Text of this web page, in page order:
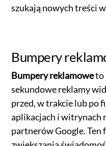
szukają nowych treści
Bumpery
Bumpery reklamoweto
sekundowe reklamy
przed, w trakcie lub po
aplikacjach i witrynach
partnerów Google.